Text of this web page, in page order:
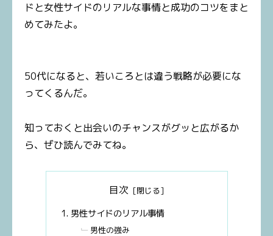
ドと女性サイドのリアルな事情と成功のコツをまと
めてみたよ。
50代になると、若いころとは違う戦略が必要にな
ってくるんだ。
知っておくと出会いのチャンスがグッと広がるか
ら、ぜひ読んでみてね。
目次
男性サイドのリアル事情
男性の強み